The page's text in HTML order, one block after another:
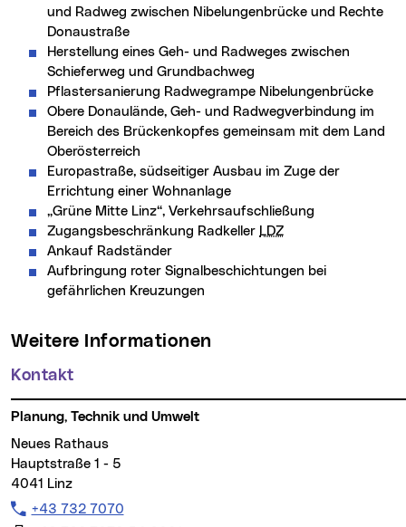
und Radweg zwischen Nibelungenbrücke und Rechte
Donaustraße
Herstellung eines Geh- und Radweges zwischen
Schieferweg und Grundbachweg
Pflastersanierung Radwegrampe Nibelungenbrücke
Obere Donaulände, Geh- und Radwegverbindung im
Bereich des Brückenkopfes gemeinsam mit dem Land
Oberösterreich
Europastraße, südseitiger Ausbau im Zuge der
Errichtung einer Wohnanlage
„Grüne Mitte Linz“, Verkehrsaufschließung
Zugangsbeschränkung Radkeller LDZ
Ankauf Radständer
Aufbringung roter Signalbeschichtungen bei
gefährlichen Kreuzungen
Weitere Informationen
Kontakt
Planung, Technik und Umwelt
Neues Rathaus
Hauptstraße 1 - 5
4041 Linz
Telefon:
+43 732 7070